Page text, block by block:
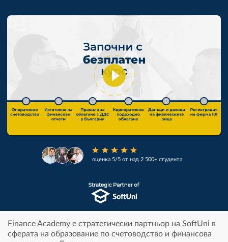
Finance Academy е стратегически партньор на SoftUni в
сферата на образование по счетоводство и финансова